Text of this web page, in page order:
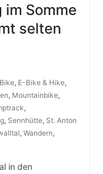
Somme
selten
, E-Bike & Hike,
, Mountainbike,
,
, Sennhütte, St. Anton
, Wandern,
in den